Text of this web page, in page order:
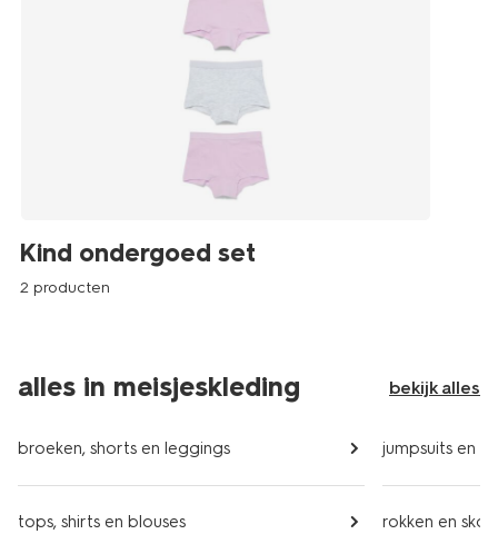
Kind ondergoed set
2 producten
alles in meisjeskleding bekijk alles
broeken, shorts en leggings
tops, shirts en blouses
jumpsuits en
rokken en